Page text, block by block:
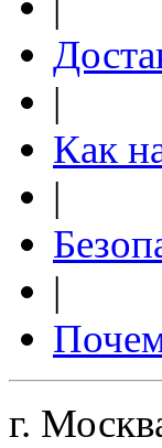
|
Как
|
|
г.